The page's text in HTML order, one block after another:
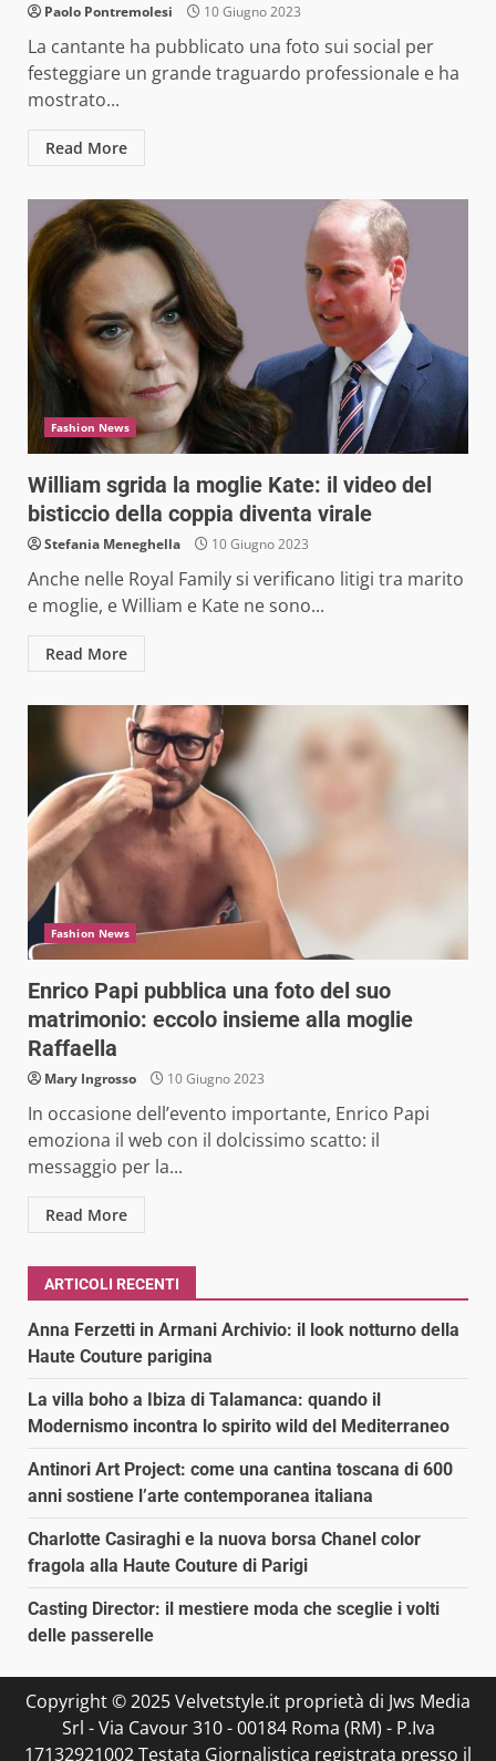
Paolo Pontremolesi 10 Giugno 2023
La cantante ha pubblicato una foto sui social per
festeggiare un grande traguardo professionale e ha
mostrato...
Read More
Fashion News
William sgrida la moglie Kate: il video del
bisticcio della coppia diventa virale
Stefania Meneghella 10 Giugno 2023
Anche nelle Royal Family si verificano litigi tra marito
e moglie, e William e Kate ne sono...
Read More
Fashion News
Enrico Papi pubblica una foto del suo
matrimonio: eccolo insieme alla moglie
Raffaella
Mary Ingrosso 10 Giugno 2023
In occasione dell’evento importante, Enrico Papi
emoziona il web con il dolcissimo scatto: il
messaggio per la...
Read More
ARTICOLI RECENTI
Anna Ferzetti in Armani Archivio: il look notturno della
Haute Couture parigina
La villa boho a Ibiza di Talamanca: quando il
Modernismo incontra lo spirito wild del Mediterraneo
Antinori Art Project: come una cantina toscana di 600
anni sostiene l’arte contemporanea italiana
Charlotte Casiraghi e la nuova borsa Chanel color
fragola alla Haute Couture di Parigi
Casting Director: il mestiere moda che sceglie i volti
delle passerelle
Copyright © 2025 Velvetstyle.it proprietà di Jws Media
Srl - Via Cavour 310 - 00184 Roma (RM) - P.Iva
17132921002 Testata Giornalistica registrata presso il